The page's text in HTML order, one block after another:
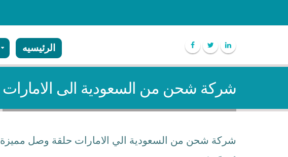
الرئيسيه
شركة شحن من السعودية الى الامارات
شركة شحن من السعودية الي الامارات حلقة وصل مميزة